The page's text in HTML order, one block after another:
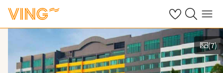
Se dine sparte
Søk påMeny
(7)